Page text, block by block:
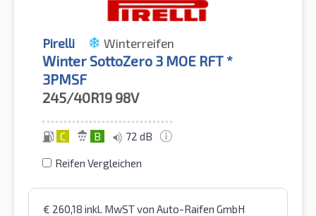
Pirelli Winterreifen
Winter SottoZero 3 MOE RFT *
3PMSF
245/40R19 98V
C B 72 dB
Reifen Vergleichen
€ 260,18 inkl. MwSTvon Auto-Raifen GmbH